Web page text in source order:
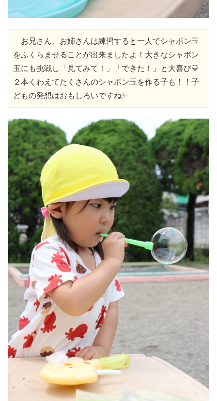
お兄さん、お姉さんは練習すると一人でシャボン玉
をふくらませることが出来ましたよ！大きなシャボン
玉にも挑戦し「見てみて！」「できた！」と大喜び💛
２本くわえてたくさんのシャボン玉を作る子も！！子
どもの発想はおもしろいですね✨